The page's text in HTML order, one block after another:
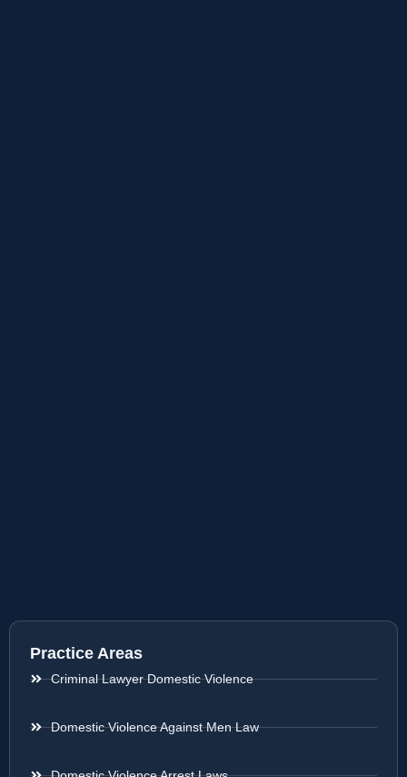
Practice Areas
Criminal Lawyer Domestic Violence
Domestic Violence Against Men Law